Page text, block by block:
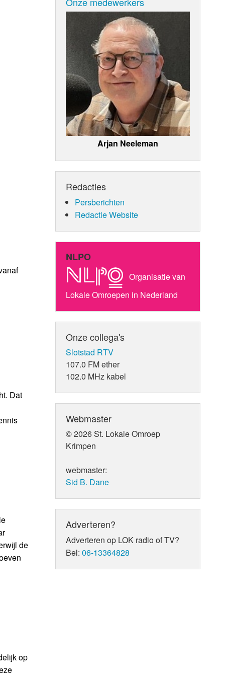
Dat
de
op
Arjan Neeleman
Redacties
Persberichten
Redactie Website
NLPO
Organisatie van
Lokale Omroepen in Nederland
Onze collega's
Slotstad RTV
107.0 FM ether
102.0 MHz kabel
Webmaster
© 2026 St. Lokale Omroep
Krimpen
webmaster:
Sid B. Dane
Adverteren?
Adverteren op LOK radio of TV?
Bel:06-13364828